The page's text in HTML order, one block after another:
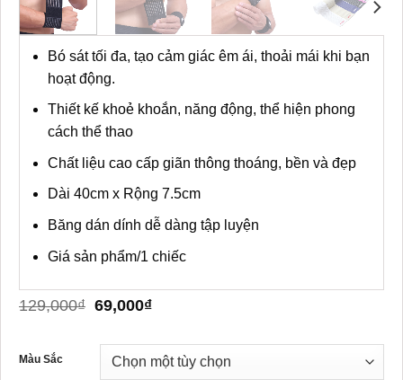
Bó sát tối đa, tạo cảm giác êm ái, thoải mái khi bạn
hoạt động.
Thiết kế khoẻ khoắn, năng động, thể hiện phong
cách thể thao
Chất liệu cao cấp giãn thông thoáng, bền và đẹp
Dài 40cm x Rộng 7.5cm
Băng dán dính dễ dàng tập luyện
Giá sản phẩm/1 chiếc
129,000₫ Giá
129,000₫.
69,000₫Giá
là:
69,000₫.
Màu Sắc